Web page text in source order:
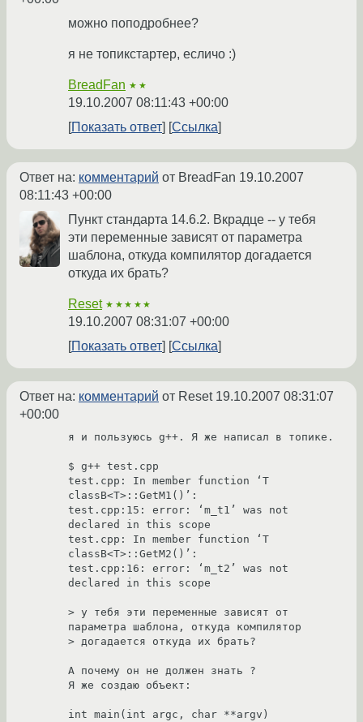
можно поподробнее?
я не топикстартер, есличо :)
BreadFan ★★
19.10.2007 08:11:43 +00:00
Показать ответ
Ссылка
Ответ на: комментарий от BreadFan 19.10.2007
08:11:43 +00:00
Пункт стандарта 14.6.2. Вкрадце -- у тебя
эти переменные зависят от параметра
шаблона, откуда компилятор догадается
откуда их брать?
Reset ★★★★★
19.10.2007 08:31:07 +00:00
Показать ответ
Ссылка
Ответ на: комментарий от Reset 19.10.2007 08:31:07
+00:00
я и пользуюсь g++. Я же написал в топике.
$ g++ test.cpp
test.cpp: In member function ‘T
classB<T>::GetM1()’:
test.cpp:15: error: ‘m_t1’ was not
declared in this scope
test.cpp: In member function ‘T
classB<T>::GetM2()’:
test.cpp:16: error: ‘m_t2’ was not
declared in this scope
> у тебя эти переменные зависят от
параметра шаблона, откуда компилятор
> догадается откуда их брать?
А почему он не должен знать ?
Я же создаю объект:
int main(int argc, char **argv)